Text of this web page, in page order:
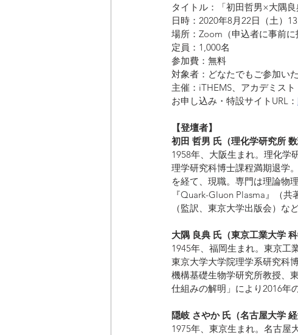
タイトル：「初田哲男×大隅
日時：2020年8月22日（土）
場所：Zoom（申込者に事前に
定員：1,000名
参加費：無料
対象者：どなたでもご参加い
主催：iTHEMS、アカデミスト
お申し込み・特設サイトURL：
【登壇者】
初田 哲男 氏（理化学研究所
1958年、大阪生まれ。理化学
理学研究科博士課程満期退学
を経て、現職。専門は理論物
『Quark-Gluon Plasma』（
（監訳、東京大学出版会）な
大隅 良典 氏（東京工業大学
1945年、福岡生まれ。東京工
東京大学大学院理学系研究科
機構基礎生物学研究所教授、
仕組みの解明」により2016年
隠岐 さやか 氏（名古屋大学
1975年、東京生まれ。名古屋